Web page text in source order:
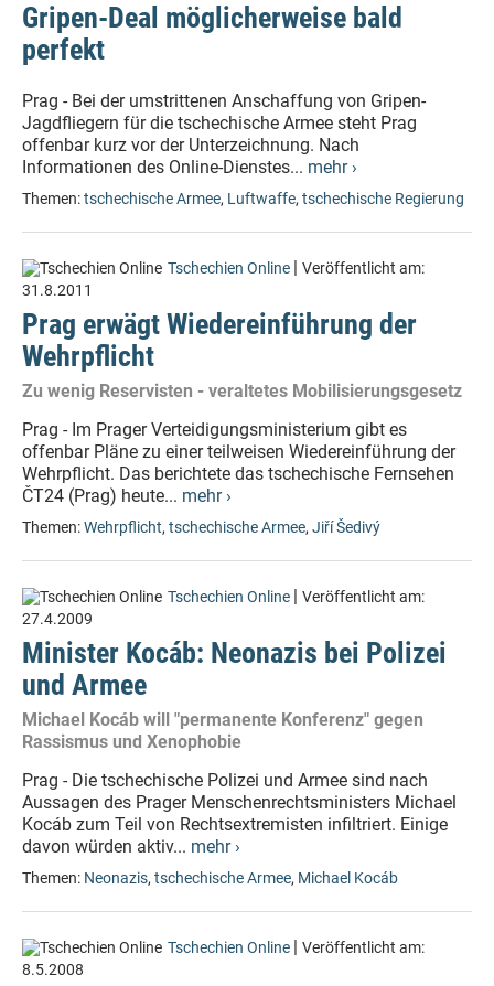
Gripen-Deal möglicherweise bald
perfekt
Prag - Bei der umstrittenen Anschaffung von Gripen-
Jagdfliegern für die tschechische Armee steht Prag
offenbar kurz vor der Unterzeichnung. Nach
Informationen des Online-Dienstes... mehr ›
Themen:tschechische Armee, Luftwaffe, tschechische Regierung
Tschechien Online | Veröffentlicht am:
31.8.2011
Prag erwägt Wiedereinführung der
Wehrpflicht
Zu wenig Reservisten - veraltetes Mobilisierungsgesetz
Prag - Im Prager Verteidigungsministerium gibt es
offenbar Pläne zu einer teilweisen Wiedereinführung der
Wehrpflicht. Das berichtete das tschechische Fernsehen
ČT24 (Prag) heute... mehr ›
Themen:Wehrpflicht, tschechische Armee, Jiří Šedivý
Tschechien Online | Veröffentlicht am:
27.4.2009
Minister Kocáb: Neonazis bei Polizei
und Armee
Michael Kocáb will "permanente Konferenz" gegen
Rassismus und Xenophobie
Prag - Die tschechische Polizei und Armee sind nach
Aussagen des Prager Menschenrechtsministers Michael
Kocáb zum Teil von Rechtsextremisten infiltriert. Einige
davon würden aktiv... mehr ›
Themen: Neonazis, tschechische Armee, Michael Kocáb
Tschechien Online | Veröffentlicht am:
8.5.2008